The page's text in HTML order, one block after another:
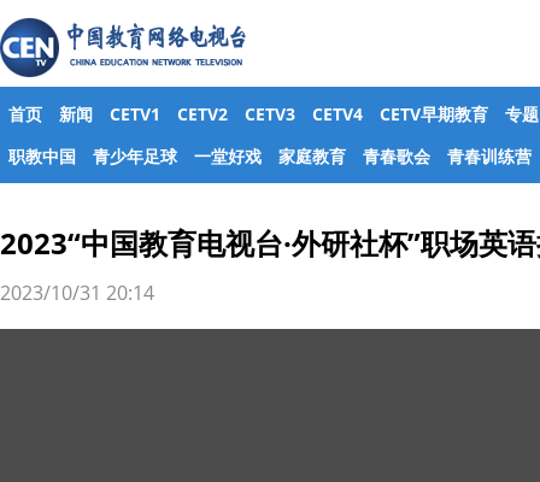
首页 新闻 CETV1 CETV2 CETV3 CETV4 CETV早期教育
专题
职教中国
青少年足球 一堂好戏 家庭教育 青春歌会 青春训练营
2023“中国教育电视台·外研社杯”职场英
2023/10/31 20:14